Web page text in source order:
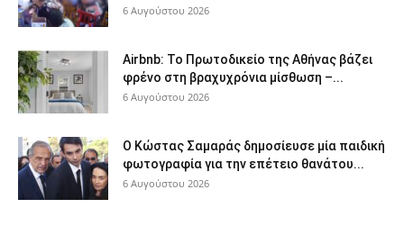
6 Αυγούστου 2026
Airbnb: Το Πρωτοδικείο της Αθήνας βάζει
φρένο στη βραχυχρόνια μίσθωση –...
6 Αυγούστου 2026
Ο Κώστας Σαμαράς δημοσίευσε μία παιδική
φωτογραφία για την επέτειο θανάτου...
6 Αυγούστου 2026